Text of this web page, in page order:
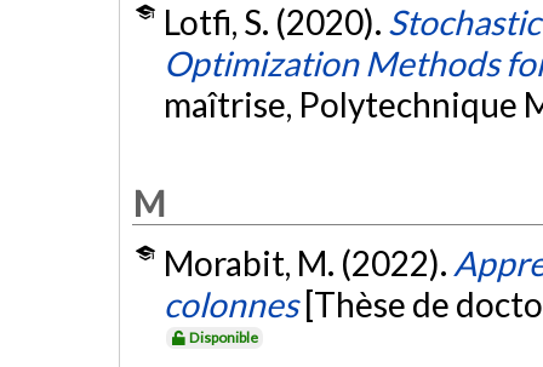
Lotfi, S. (2020).
Optimization Methods
maîtrise, Polytechnique
M
Morabit, M. (2022).
colonnes [Thèse de
Disponible